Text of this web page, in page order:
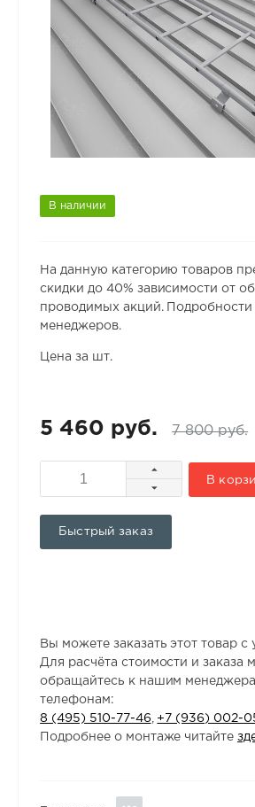
В наличии
На данную категорию товаров
скидки до 40% зависимости от
проводимых акций. Подробности
менеджеров.
Цена за шт.
5 460 руб. 7 800 руб.
В
Быстрый заказ
Вы можете заказать этот товар с
Для расчёта стоимости и заказа
обращайтесь к нашим
телефонам:
8 (495) 510-77-46
+7 (936) 002-
Подробнее о монтаже читайте